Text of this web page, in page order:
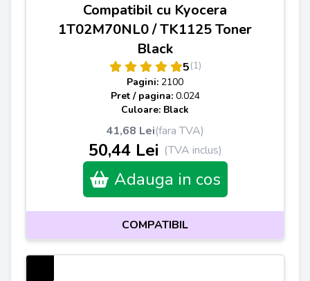
Compatibil cu Kyocera
1T02M70NL0 / TK1125 Toner
Black
5(1)
Pagini: 2100
Pret / pagina: 0.024
Culoare: Black
41,68 Lei(fara TVA)
50,44 Lei (TVA inclus)
Adauga in cos
COMPATIBIL